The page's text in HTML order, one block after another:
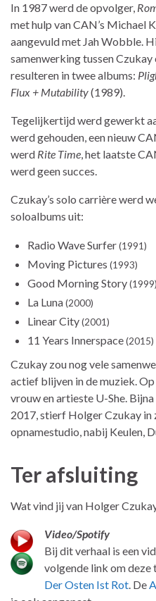
In 1987 werd de opvolger,
met hulp van CAN’s Michael
aangevuld met Jah Wobble.
samenwerking tussen Czukay
resulteren in twee albums:
Flux + Mutability(1989).
Tegelijkertijd werd gewerkt
werd gehouden, een nieuw
werd Rite Time, het laatste
werd geen succes.
Czukay’s solo carrière werd
soloalbums uit:
Radio Wave Surfer(1991)
Moving Pictures (1993)
Good Morning Story(1999)
La Luna(2000)
Linear City(2001)
11 Years Innerspace(2015)
Czukay zou nog vele
actief blijven in de muziek.
vrouw en artieste U-She.
2017, stierf Holger Czukay in
opnamestudio, nabij Keulen,
Ter afsluiting
Wat vind jij van Holger
Video/Spotify
Bij dit verhaal is een
volgende link om deze
Der Osten Ist Rot. De